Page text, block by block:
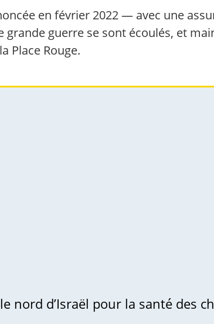
en février 2022 — avec une
guerre se sont écoulés, et
Place Rouge.